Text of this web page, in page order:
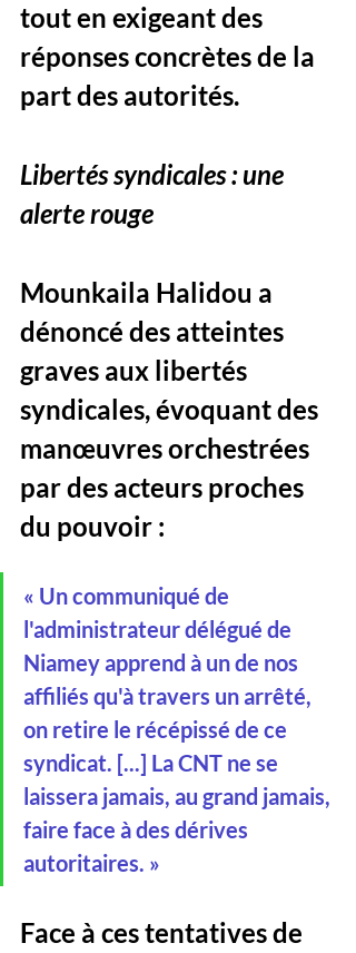
tout en exigeant des
réponses concrètes de la
part des autorités.
Libertés syndicales : une
alerte rouge
Mounkaila Halidou a
dénoncé des atteintes
graves aux libertés
syndicales, évoquant des
manœuvres orchestrées
par des acteurs proches
du pouvoir :
« Un communiqué de
l'administrateur délégué de
Niamey apprend à un de nos
affiliés qu'à travers un arrêté,
on retire le récépissé de ce
syndicat. [...] La CNT ne se
laissera jamais, au grand jamais,
faire face à des dérives
autoritaires. »
Face à ces tentatives de